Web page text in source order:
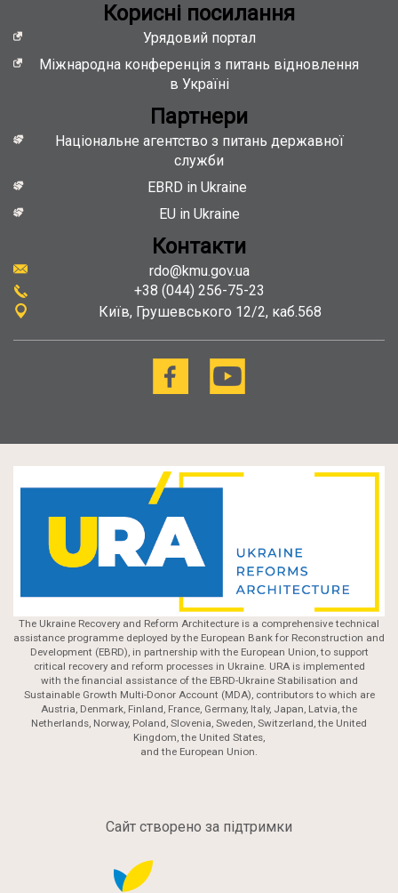
Кориснi посилання
Урядовий портал
Міжнародна конференція з питань відновлення
в Україні
Партнери
Національне агентство з питань державної
служби
EBRD in Ukraine
EU in Ukraine
Контакти
rdo@kmu.gov.ua
+38 (044) 256-75-23
Київ Грушевського 12/2, каб.568
The Ukraine Recovery and Reform Architecture is a comprehensive technical
assistance programme deployed by the European Bank for Reconstruction and
Development (EBRD), in partnership with the European Union, to support
critical recovery and reform processes in Ukraine. URA is implemented
with the financial assistance of the EBRD-Ukraine Stabilisation and
Sustainable Growth Multi-Donor Account (MDA), contributors to which are
Austria, Denmark, Finland, France, Germany, Italy, Japan, Latvia, the
Netherlands, Norway, Poland, Slovenia, Sweden, Switzerland, the United
Kingdom, the United States,
and the European Union.
Сайт створено за підтримки